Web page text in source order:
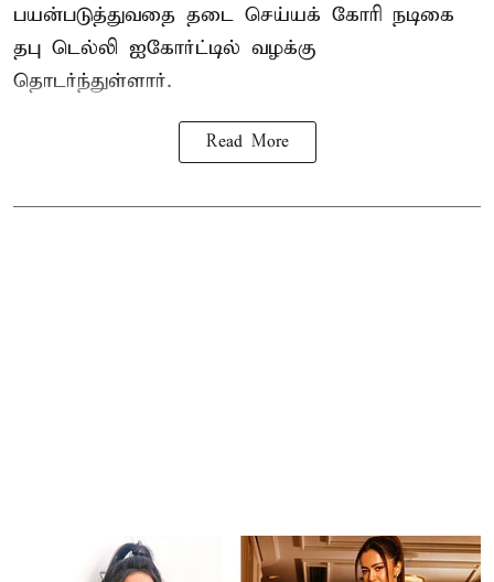
பயன்படுத்துவதை தடை செய்யக் கோரி நடிகை
தபு டெல்லி ஐகோர்ட்டில் வழக்கு
தொடர்ந்துள்ளார்.
Read More